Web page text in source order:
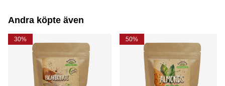
Andra köpte även
30% 50%